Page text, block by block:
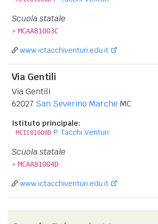
Scuola statale
» MCAA81003C
www.ictacchiventuri.edu.it
Via Gentili
Via Gentili
62027 San Severino Marche MC
Istituto principale:
MCIC81000D P. Tacchi Venturi
Scuola statale
» MCAA81004D
www.ictacchiventuri.edu.it